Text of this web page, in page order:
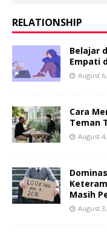
RELATIONSHIP
Belajar
Empati
August
Cara
Teman
August
Masih
August